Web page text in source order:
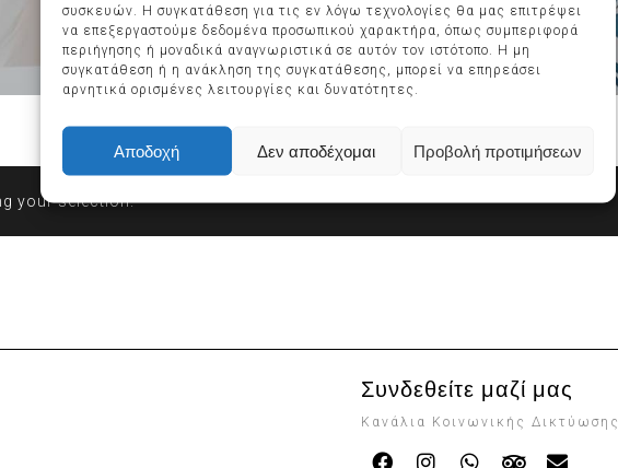
συσκευών. Η συγκατάθεση για τις εν λόγω τεχνολογίες θα μας επιτρέψει
να επεξεργαστούμε δεδομένα προσωπικού χαρακτήρα, όπως συμπεριφορά
περιήγησης ή μοναδικά αναγνωριστικά σε αυτόν τον ιστότοπο. Η μη
συγκατάθεση ή η ανάκληση της συγκατάθεσης, μπορεί να επηρεάσει
αρνητικά ορισμένες λειτουργίες και δυνατότητες.
Αποδοχή Δεν αποδέχομαι Προβολή προτιμήσεων
your selection.
Συνδεθείτε μαζί μας
Κανάλια Κοινωνικής Δικτύωσης